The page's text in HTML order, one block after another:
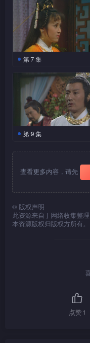
作武器攻击杨。杨不虞有
只有以筷子抵挡。最后杨
筷插入箫管内，青麟藉笑
回玉箫，见杨铮与素雯情
款，艳慕他得到一位红
己，素雯即介绍思思与
识，青麟见思，惊为天人
掷下黄金千两，为她赎
迎返府上。
清晨，狄青麟与花四
河畔，青麟冷冷的把夺
取出，谓已将郭天龙杀死
四狡辩帮主没有交托，
麟听教顺从，限他三十日
内，除去河朝的万君武。
恨得咬牙切齿。
思思从恶梦中惊醒，
院外四大高手尸横遍地
一惊。
说梦见思思已死，是被狄
杀害的，哀求杨铮为她查
落石出，扬极力劝慰。
花四极尽谄媚能事
愿为狄青麟做任何事，狄
思是好朋友，对他是一
胁。
知县监视巡补开启
子，发现里面竟是石头
愕万分，赵正以语言挑拨
衙府时，百辞莫辩，赵
私下酷刑，欲置杨于死
县适时来到，命人把杨
卑鄙行为，并以十日期
破案，令赵正做声不得。
杨铮从迷糊中苏醒
莲父母的凄凉景况，杨铮
不已，认为此事与他有
一定要负责，要把事情查
楚，杨铮神志昏乱的狂
杨铮在酒舖里喝得酩
战死，杨铮落荒而逃，沿
现有人跟踪，杨想发恶，
即表白是万君武的徒弟方
他死里逃生，欲指证青龙
罪行，狄青麟只不过是
的杀手。此时，花四率
至，方死于剑下，杨击退
人逃去。当回到客栈，
场已烧成废墟，雯不知去
赵正诬害杨铮刺杀知
把财物安排与莲的父母
一横走进狄府，要与狄
拼，但狄不在家，杨无
去。
狄青麟赂贿禁头毒
不遂，反被杨恨逃脱。杨
狄母，可惜狄母巳非昔
蝶，她癫癫疯疯的要杨
儿子，更大叫大嚷赶恨
场，两人大打出手，应
不敌，败下阵来。
相残。他阴险的杀害了母
诬谄杨铮是凶手，从而
出面。
农舍住宿，杨颇留恋的
这时杨恨出现，出手
第 7 集
敢相信狄青麟是他的孪
哥。雯想起思思的血债
作抉择，铮矛盾痛苦，无
对。雯不得要领，偷偷的
了离别钩，悄然离去。
青龙帮帮主又派下新任
孙宏，青麟拒之，谓不
罪人。帮主冷讥他是见
的私生子，青麟老羞成
制衡，要胁他乖乖就范。
盛情招呼他们入住，他移
主是杀母仇人，恨悲愤
他要求铮协助青麟诛杀仇
为母报仇。青麟见计得
人头，恨与铮不虞有他
琴箫合奏乐曲，乐也融
方写曲，公主欣然带他往
去，不让任何人骚扰。
第 9 集
后，誓与蓝一尘不共戴
疯狂的挥动离别钩向蓝
攻，蓝解释无用，终于
道中了狄青麟的圈套，
悔莫及。
杨铮夜闯狄府，欲找
恨死因的蛛丝马迹，狄
然出现，铮怒责他为何毒
亲狄青麟冷酷的说，他
高手纷纷挥出绳索，把
脚缠住，令铮动弹不得
照形势分析，铮的
的「狂龙吐燄」和「七步断
肠」二式，才能与狄青麟对
抗。蓝一尘建议铮往蓝山
查看更多内容，请先
© 版权声明
此资源来自于网络收集整
本资源版权归版权方所有。
点赞1